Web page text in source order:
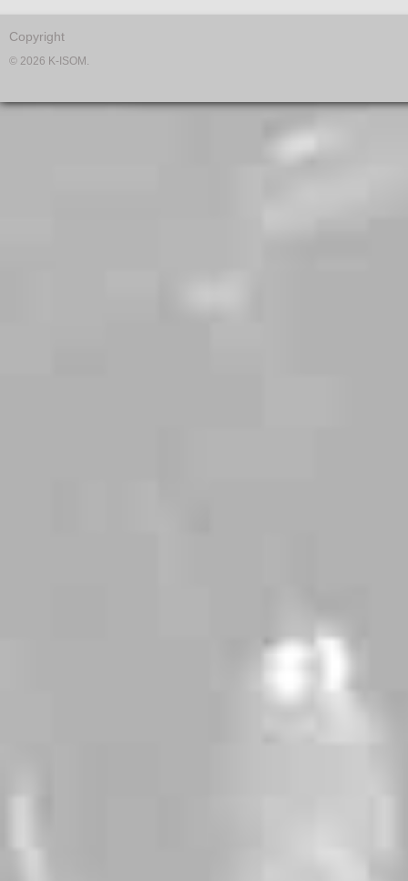
Copyright
© 2026 K-ISOM.